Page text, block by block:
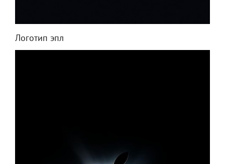
Логотип эпл